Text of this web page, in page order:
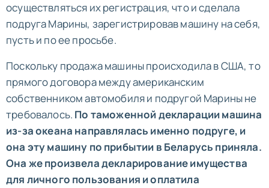
осуществляться их регистрация, что и сделала
подруга Марины, зарегистрировав машину на себя,
пусть и по ее просьбе.
Поскольку продажа машины происходила в США, то
прямого договора между американским
собственником автомобиля и подругой Марины не
требовалось. По таможенной декларации машина
из-за океана направлялась именно подруге, и
она эту машину по прибытии в Беларусь приняла.
Она же произвела декларирование имущества
для личного пользования и оплатила